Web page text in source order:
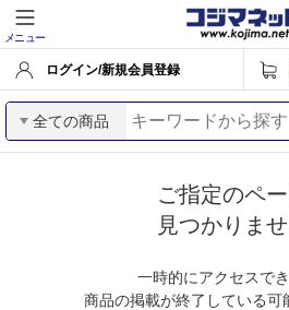
メニュー
ログイン/新規会員登録
全ての商品
ご指定のペ
見つかりませ
一時的にアクセスでき
商品の掲載が終了している可